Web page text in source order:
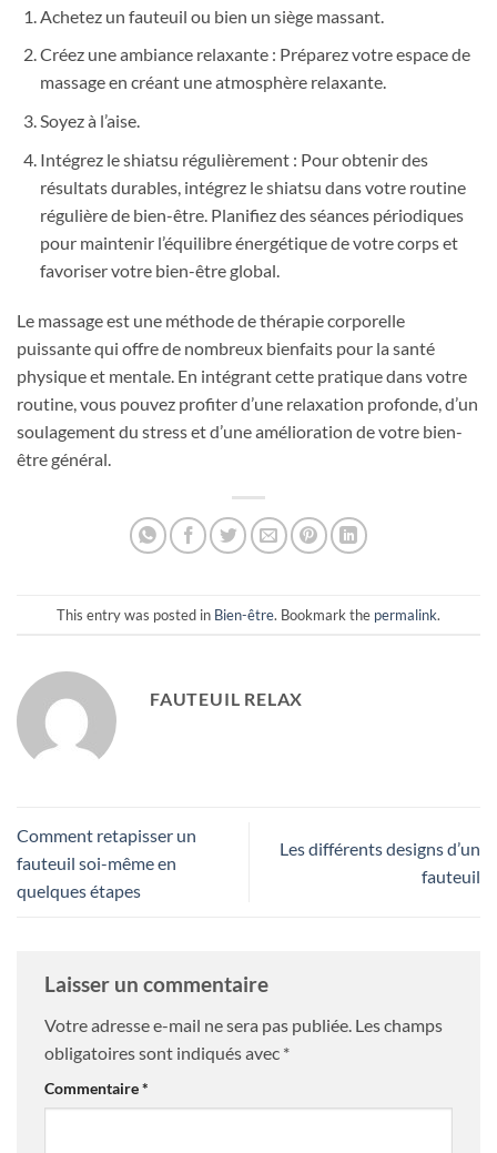
Achetez un fauteuil ou bien un siège massant.
Créez une ambiance relaxante : Préparez votre espace de
massage en créant une atmosphère relaxante.
Soyez à l’aise.
Intégrez le shiatsu régulièrement : Pour obtenir des
résultats durables, intégrez le shiatsu dans votre routine
régulière de bien-être. Planifiez des séances périodiques
pour maintenir l’équilibre énergétique de votre corps et
favoriser votre bien-être global.
Le massage est une méthode de thérapie corporelle
puissante qui offre de nombreux bienfaits pour la santé
physique et mentale. En intégrant cette pratique dans votre
routine, vous pouvez profiter d’une relaxation profonde, d’un
soulagement du stress et d’une amélioration de votre bien-
être général.
This entry was posted in Bien-être. Bookmark the permalink.
FAUTEUIL RELAX
Comment retapisser un
fauteuil soi-même en
quelques étapes
Les différents designs d’un
fauteuil
Laisser un commentaire
Votre adresse e-mail ne sera pas publiée. Les champs
obligatoires sont indiqués avec *
Commentaire*